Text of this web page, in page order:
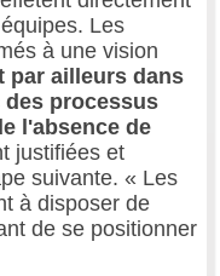
Les
à une vision
par ailleurs dans
processus
l'absence de
justifiées et
suivante. « Les
à disposer de
de se positionner